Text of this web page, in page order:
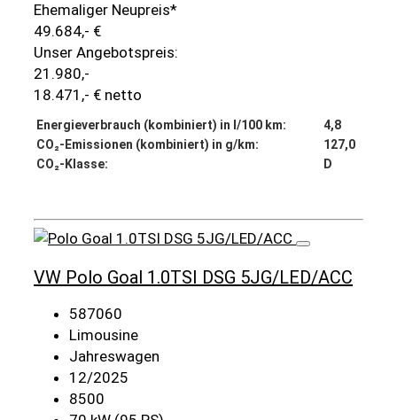
Ehemaliger Neupreis*
49.684,- €
Unser Angebotspreis:
21.980,-
18.471,- € netto
Energieverbrauch (kombiniert) in l/100 km:
4,8
CO₂-Emissionen (kombiniert) in g/km:
127,0
CO₂-Klasse:
D
VW Polo Goal 1.0TSI DSG 5JG/LED/ACC
587060
Limousine
Jahreswagen
12/2025
8500